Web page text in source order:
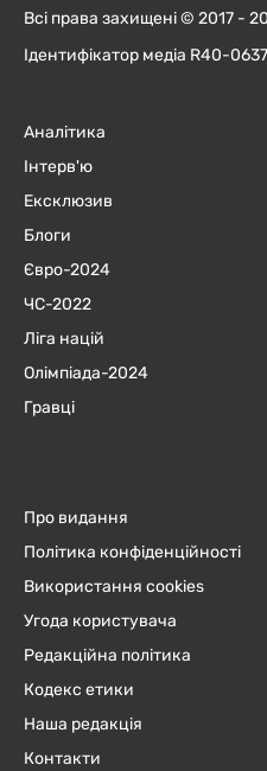
Всі права захищені © 2017 -
Ідентифікатор медіа R40-
Аналітика
Інтерв'ю
Ексклюзив
Блоги
Євро-2024
ЧC-2022
Ліга націй
Олімпіада-2024
Гравці
Про видання
Політика конфіденційності
Використання cookies
Угода користувача
Редакційна політика
Кодекс етики
Наша редакція
Контакти